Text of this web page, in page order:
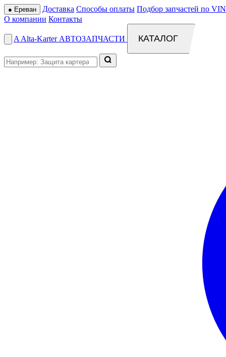
● Ереван Доставка Способы оплаты Подбор запчастей по
О компании Контакты
A Alta-Karter АВТОЗАПЧАСТИ КАТАЛОГ